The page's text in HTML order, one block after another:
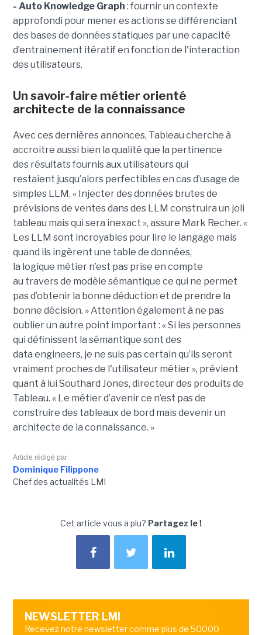
- Auto Knowledge Graph : fournir un contexte
approfondi pour mener es actions se différenciant
des bases de données statiques par une capacité
d’entrainement itératif en fonction de l'interaction
des utilisateurs.
Un savoir-faire métier orienté
architecte de la connaissance
Avec ces dernières annonces, Tableau cherche à
accroitre aussi bien la qualité que la pertinence
desrésultats fournis aux utilisateurs qui
restaient jusqu’alors perfectiblesen cas d’usage de
simples LLM. « Injecterdes données brutes de
prévisions de ventes dans des LLM construira un joli
tableau mais qui sera inexact », assure Mark Recher. «
Les LLM sont incroyables pour lire le langage mais
quand ils ingèrent une table de données,
la logique métier n’est pas prise en compte
au travers de modèle sémantique ce qui ne permet
pas d’obtenir la bonne déduction et de prendre la
bonne décision. »Attention également à ne pas
oublier un autre point important : « Si les personnes
qui définissent la sémantique sont des
data engineers, je ne suis pas certain qu’ils seront
vraiment proches de l'utilisateur métier », prévient
quant à lui Southard Jones, directeur des produits de
Tableau. « Le métier d’avenir ce n’est pas de
construire des tableaux de bord mais devenir un
architecte de la connaissance. »
Article rédigé par
Dominique Filippone
Chef des actualités LMI
Cet article vous a plu? Partagez le !
NEWSLETTER LMI
Recevez notre newsletter comme plus de 50000